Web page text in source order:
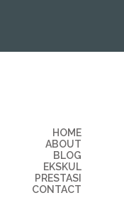
HOME
ABOUT
BLOG
EKSKUL
PRESTASI
CONTACT